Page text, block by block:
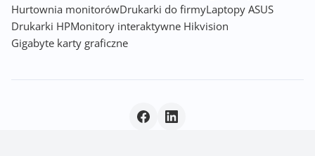
Hurtownia monitorówDrukarki do firmyLaptopy ASUS
Drukarki HPMonitory interaktywne Hikvision
Gigabyte karty graficzne